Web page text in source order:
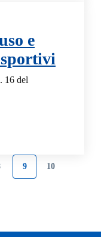
e
16 del
9 10